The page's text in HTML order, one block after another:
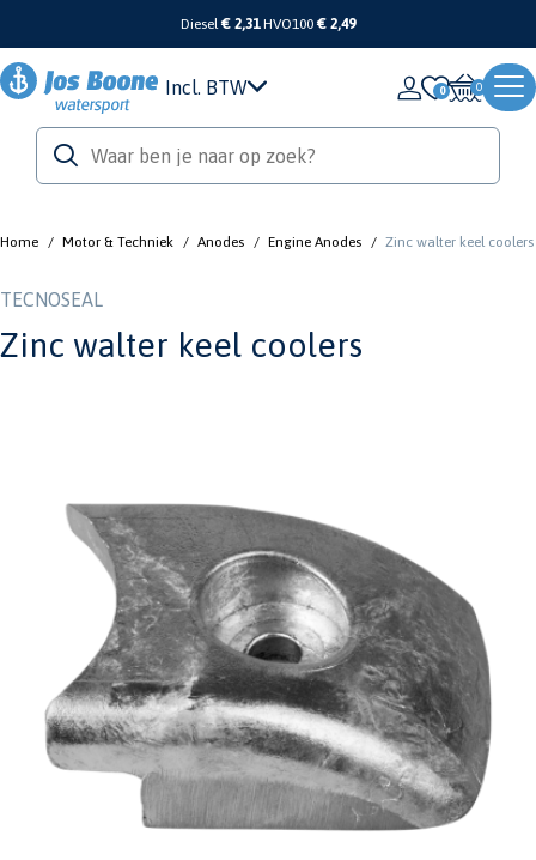
Diesel€ 2,31 HVO100 € 2,49
Incl. BTW 0
Home / Motor & Techniek / Anodes / Engine Anodes / Zinc walter keel coolers
TECNOSEAL
Zinc walter keel coolers